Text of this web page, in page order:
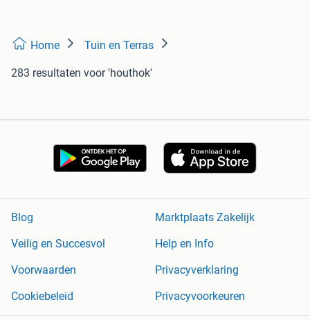
Home Tuin en Terras
283 resultaten voor 'houthok'
Blog
Marktplaats Zakelijk
Veilig en Succesvol
Help en Info
Voorwaarden
Privacyverklaring
Cookiebeleid
Privacyvoorkeuren